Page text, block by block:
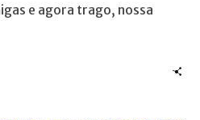
e agora trago, nossa